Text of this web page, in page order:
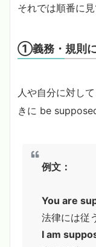
それでは順番に見
①義務・規則に
人や自分に対し
きに be
例文：
You are
法律には従
I am